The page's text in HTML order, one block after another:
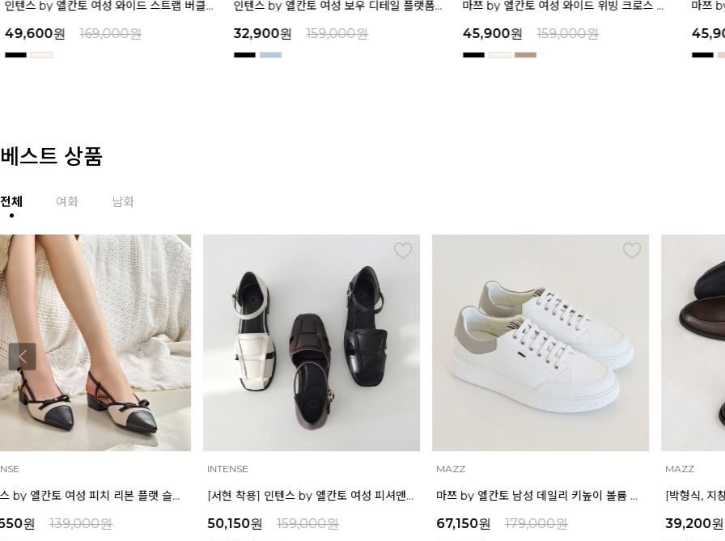
32,900 원 159,000 45,900 원 159,000 45,900 원 159,000
베스트 상품
전체 여화 남화
INTENSE
[서현 착용] 인텐스 by 엘칸토 여성 피셔맨 오픈슈즈 2.5cm LCWO85I513
50,150 원 159,000
MAZZ
67,150 원 179,000
MAZZ
[박형식, 지창욱 착용] 마쯔 by 엘칸토 남성 페니 로퍼 3.5cm LCMD82I111
39,200원 129,000
MAZZ